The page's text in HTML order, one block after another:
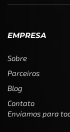
EMPRESA
Sobre
Parceiros
Blog
Contato
Enviamos para